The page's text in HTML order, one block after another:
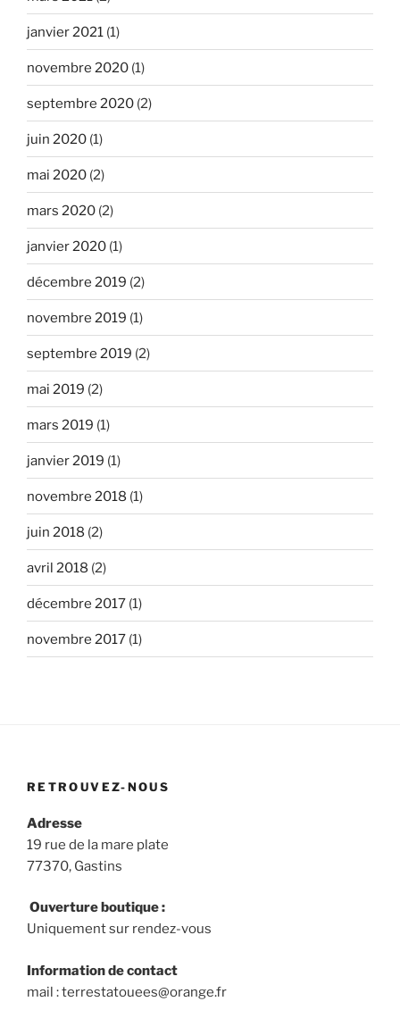
janvier 2021 (1)
novembre 2020 (1)
septembre 2020 (2)
juin 2020 (1)
mai 2020 (2)
mars 2020 (2)
janvier 2020 (1)
décembre 2019 (2)
novembre 2019 (1)
septembre 2019 (2)
mai 2019 (2)
mars 2019 (1)
janvier 2019 (1)
novembre 2018 (1)
juin 2018 (2)
avril 2018 (2)
décembre 2017 (1)
novembre 2017 (1)
RETROUVEZ-NOUS
Adresse
19 rue de la mare plate
77370, Gastins
Ouverture boutique :
Uniquement sur rendez-vous
Information de contact
mail : terrestatouees@orange.fr